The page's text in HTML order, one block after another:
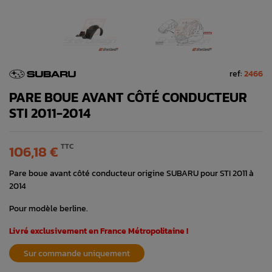
ref:2466
PARE BOUE AVANT CÔTÉ CONDUCTEUR
STI 2011-2014
106,18 € TTC
Pare boue avant côté conducteur origine SUBARU pour STI 2011 à
2014
Pour modèle berline.
Livré exclusivement en France Métropolitaine !
Sur commande uniquement